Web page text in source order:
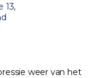
13,
weer van het